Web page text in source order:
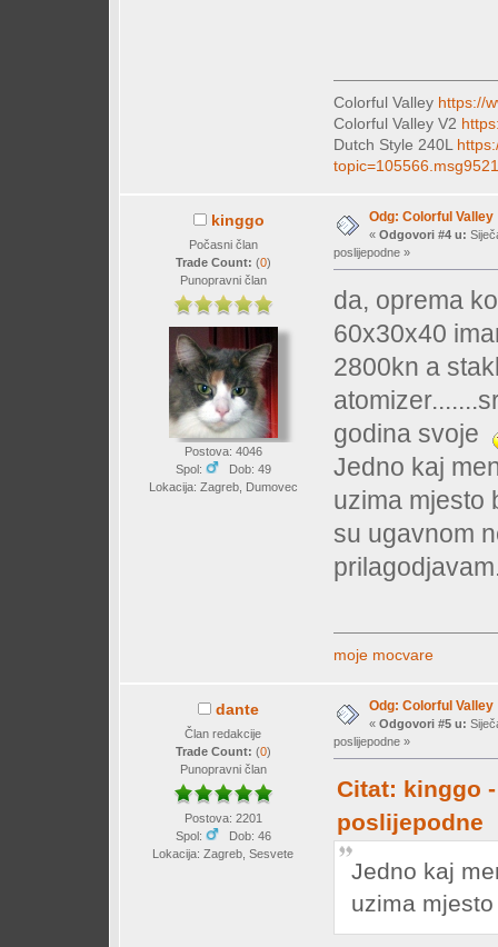
Colorful Valley https://
Colorful Valley V2
Dutch Style 240L
kinggo
Počasni član
Trade Count: (0)
Punopravni član
Postova: 4046
Spol:
Dob: 49
Lokacija: Zagreb, Dumovec
Odg: Colorful Valley
« Odgovori #4 u:
poslijepodne »
da, oprema
60x30x40
2800kn a
godina svoje
Jedno kaj
uzima
su ugavnom
moje mocvare
dante
Član redakcije
Trade Count: (0)
Punopravni član
Postova: 2201
Spol:
Dob: 46
Lokacija: Zagreb, Sesvete
Odg: Colorful Valley
« Odgovori #5 u:
poslijepodne »
Citat: kinggo
poslijepodne
Jedno kaj
uzima